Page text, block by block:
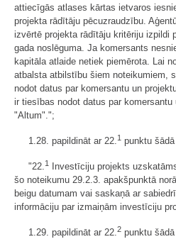
attiecīgās atlases kārtas ietvaros
projekta rādītāju pēcuzraudzību.
izvērtē projekta rādītāju kritēriju izpildi
gada noslēguma. Ja komersants
kapitāla atlaide netiek piemērota. Lai
atbalsta atbilstību šiem noteikumiem,
nodot datus par komersantu un
ir tiesības nodot datus par komersantu
"Altum".";
1.28. papildināt ar 22. 1 punktu
"22.1
Investīciju projekts
šo noteikumu 29.2.3. apakšpunktā
beigu datumam vai saskaņā ar
informāciju par izmaiņām investīciju
1.29. papildināt ar 22.2 punktu